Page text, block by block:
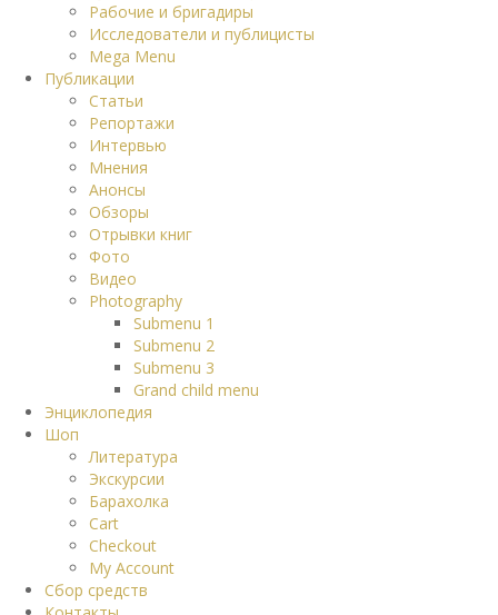
Рабочие и бригадиры
Исследователи и публицисты
Mega Menu
Публикации
Статьи
Репортажи
Интервью
Мнения
Анонсы
Обзоры
Отрывки книг
Фото
Видео
Photography
Submenu 1
Submenu 2
Submenu 3
Grand child menu
Энциклопедия
Шоп
Литература
Экскурсии
Барахолка
Cart
Checkout
My Account
Сбор средств